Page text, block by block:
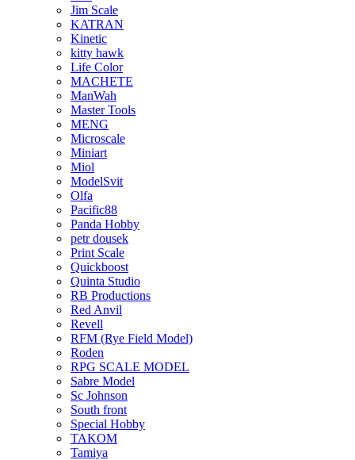
Jim Scale
KATRAN
Kinetic
kitty hawk
Life Color
MACHETE
ManWah
Master Tools
MENG
Microscale
Miniart
Miol
ModelSvit
Olfa
Pacific88
Panda Hobby
petr dousek
Print Scale
Quickboost
Quinta Studio
RB Productions
Red Anvil
Revell
RFM (Rye Field Model)
Roden
RPG SCALE MODEL
Sabre Model
Sc Johnson
South front
Special Hobby
TAKOM
Tamiya